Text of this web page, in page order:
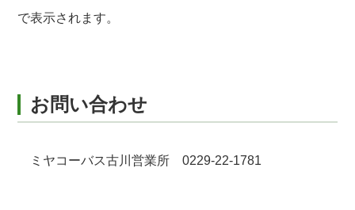
で表示されます。
お問い合わせ
ミヤコーバス古川営業所 0229-22-1781